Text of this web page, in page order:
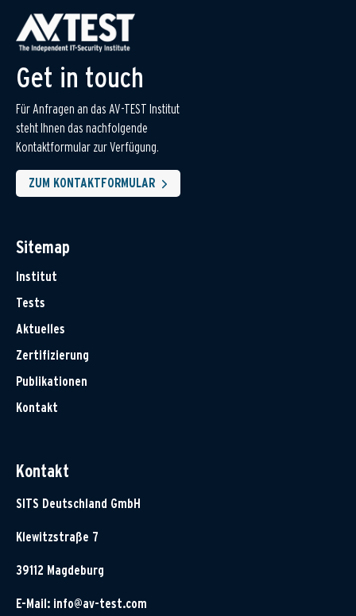
Get in touch
Für Anfragen an das AV-TEST Institut
steht Ihnen das nachfolgende
Kontaktformular zur Verfügung.
ZUM KONTAKTFORMULAR
Sitemap
Institut
Tests
Aktuelles
Zertifizierung
Publikationen
Kontakt
Kontakt
SITS Deutschland GmbH
Klewitzstraße 7
39112 Magdeburg
E-Mail: info@av-test.com